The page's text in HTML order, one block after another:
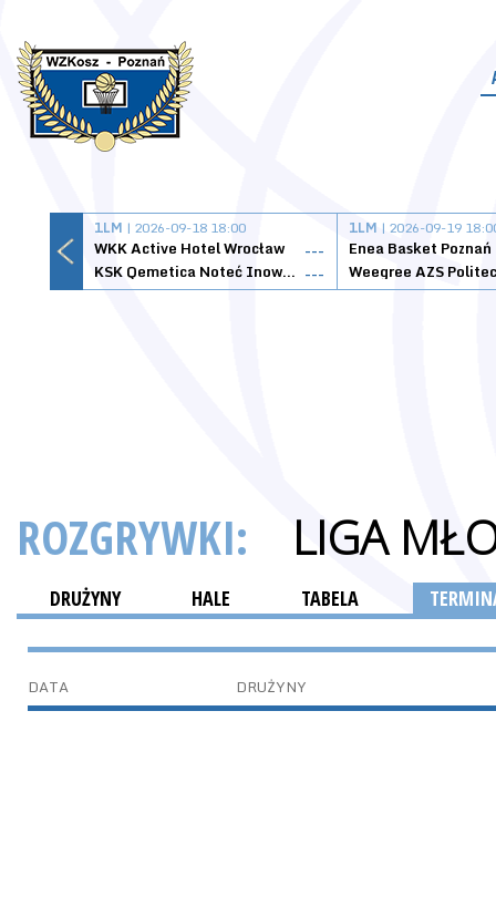
1LM | 2026-09-18 18:00
WKK Active Hotel Wrocław
---
KSK Qemetica Noteć Inowrocław ---
1LM | 2026-09-19
Enea Basket Poznań
ROZGRYWKI: LIGA
DRUŻYNY HALE TABELA
DATA DRUŻYNY